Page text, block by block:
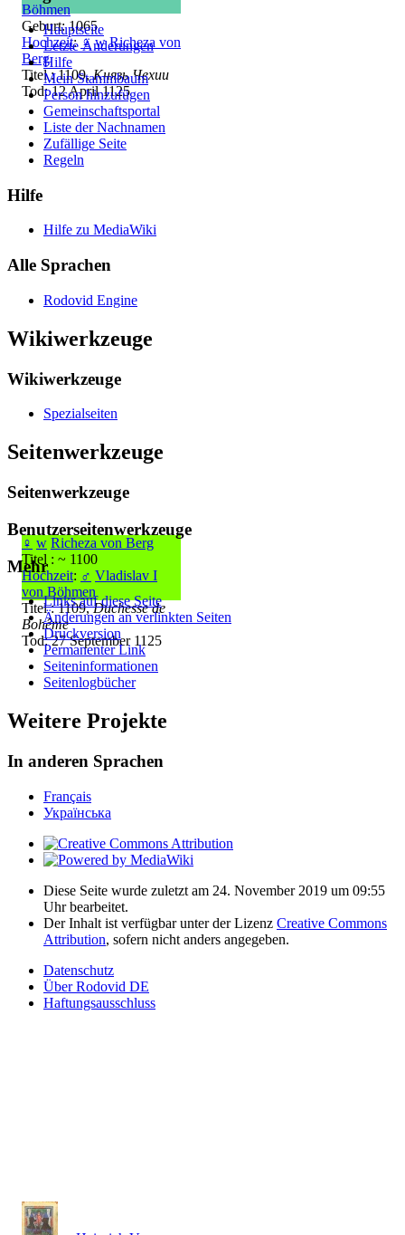
Böhmen
Geburt: 1065
Hochzeit: ♀ w Richeza von
Berg
Titel : 1109,Князь Чехии
Tod: 12 April 1125
♀ w Richeza von Berg
Titel : ~ 1100
Hochzeit: ♂ Vladislav I
von Böhmen
Titel : 1109,Duchesse de
Bohême
Tod: 27 September 1125
Hauptseite
Letzte Änderungen
Hilfe
Mein Stammbaum
Person hinzufügen
Gemeinschafts­portal
Liste der Nachnamen
Zufällige Seite
Regeln
Hilfe
Hilfe zu MediaWiki
Alle Sprachen
Rodovid Engine
Wikiwerkzeuge
Wikiwerkzeuge
Spezialseiten
Seitenwerkzeuge
Seitenwerkzeuge
Benutzerseitenwerkzeuge
Mehr
Links auf diese Seite
Änderungen an verlinkten Seiten
Druckversion
Permanenter Link
Seiten­­informationen
Seitenlogbücher
Weitere Projekte
In anderen Sprachen
Français
Українська
Diese Seite wurde zuletzt am 24. November 2019 um 09:55
Uhr bearbeitet.
Der Inhalt ist verfügbar unter der Lizenz Creative Commons
Attribution, sofern nicht anders angegeben.
Datenschutz
Über Rodovid DE
Haftungsausschluss